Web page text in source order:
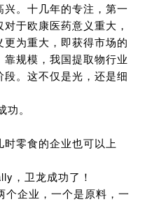
。十几年的专注，第一
于欧康医药意义重大，
为重大，即获得市场的
规模，我国提取物行业
。这不仅是光，还是细
。
零食的企业也可以上
，卫龙成功了！
个企业，一个是原料，一